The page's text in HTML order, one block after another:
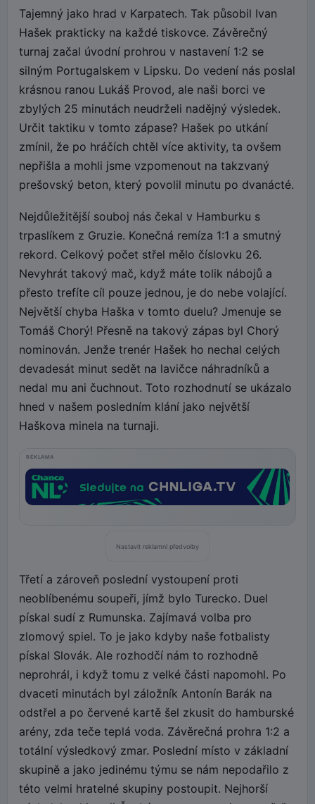
Tajemný jako hrad v Karpatech. Tak působil Ivan
Hašek prakticky na každé tiskovce. Závěrečný
turnaj začal úvodní prohrou v nastavení 1:2 se
silným Portugalskem v Lipsku. Do vedení nás poslal
krásnou ranou Lukáš Provod, ale naši borci ve
zbylých 25 minutách neudrželi nadějný výsledek.
Určit taktiku v tomto zápase? Hašek po utkání
zmínil, že po hráčích chtěl více aktivity, ta ovšem
nepřišla a mohli jsme vzpomenout na takzvaný
prešovský beton, který povolil minutu po dvanácté.
Nejdůležitější souboj nás čekal v Hamburku s
trpaslíkem z Gruzie. Konečná remíza 1:1 a smutný
rekord. Celkový počet střel mělo číslovku 26.
Nevyhrát takový mač, když máte tolik nábojů a
přesto trefíte cíl pouze jednou, je do nebe volající.
Největší chyba Haška v tomto duelu? Jmenuje se
Tomáš Chorý! Přesně na takový zápas byl Chorý
nominován. Jenže trenér Hašek ho nechal celých
devadesát minut sedět na lavičce náhradníků a
nedal mu ani čuchnout. Toto rozhodnutí se ukázalo
hned v našem posledním klání jako největší
Haškova minela na turnaji.
REKLAMA
Nastavit reklamní předvolby
Třetí a zároveň poslední vystoupení proti
neoblíbenému soupeři, jímž bylo Turecko. Duel
pískal sudí z Rumunska. Zajímavá volba pro
zlomový spiel. To je jako kdyby naše fotbalisty
pískal Slovák. Ale rozhodčí nám to rozhodně
neprohrál, i když tomu z velké části napomohl. Po
dvaceti minutách byl záložník Antonín Barák na
odstřel a po červené kartě šel zkusit do hamburské
arény, zda teče teplá voda. Závěrečná prohra 1:2 a
totální výsledkový zmar. Poslední místo v základní
skupině a jako jedinému týmu se nám nepodařilo z
této velmi hratelné skupiny postoupit. Nejhorší